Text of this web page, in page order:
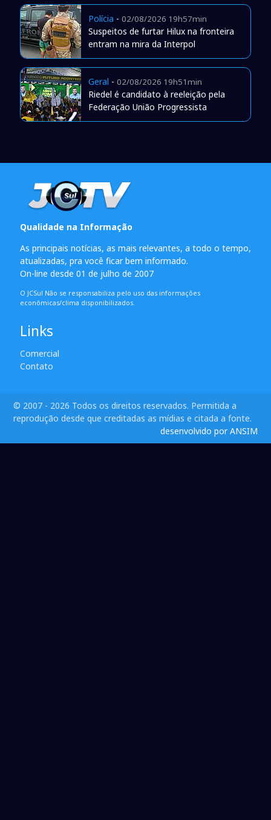
Polícia - 02/08/2026 19h57min
Suspeitos de furtar Hilux na fronteira
entram na mira da Interpol
Geral - 02/08/2026 19h51min
Riedel é candidato à reeleição pela
Federação União Progressista
Qualidade na Informação
As principais notícias, as mais relevantes, a todo o tempo,
atualizadas, pra você ficar bem informado.
On-line desde 01 de julho de 2007
O JCSul Não se responsabiliza pelo uso das informações
econômicas/clima disponibilizados.
Links
Comercial
Contato
© 2007 - 2026 Todos os direitos reservados. Permitida a
reprodução desde que creditadas as mídias e citada a fonte.
desenvolvido por ANSIM